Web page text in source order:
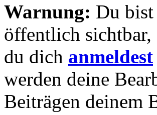
Warnung: Du
öffentlich
du dich anmeldest
werden deine
Beiträgen deinem